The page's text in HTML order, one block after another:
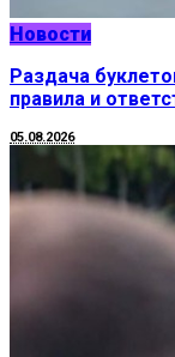
Новости
Раздача
правила и
05.08.2026